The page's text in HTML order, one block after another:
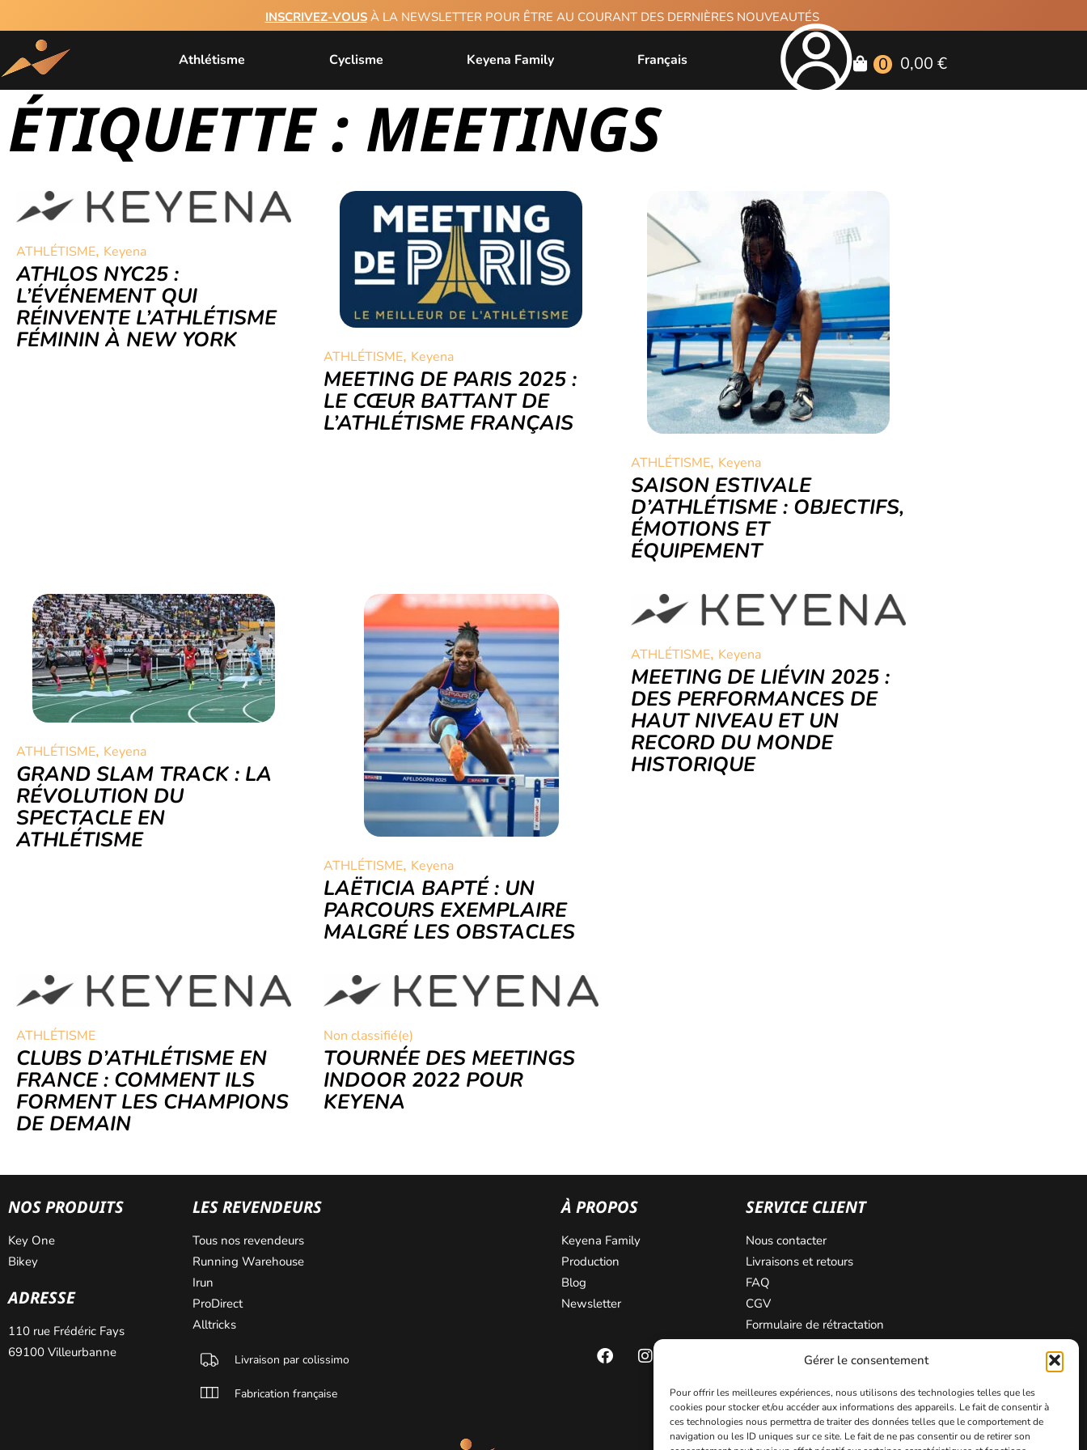
Gérer le consentement
Pour offrir les meilleures expériences, nous utilisons des technologies telles que les
cookies pour stocker et/ou accéder aux informations des appareils. Le fait de consentir à
ces technologies nous permettra de traiter des données telles que le comportement de
navigation ou les ID uniques sur ce site. Le fait de ne pas consentir ou de retirer son
INSCRIVEZ-VOUSÀ LA NEWSLETTER POUR ÊTRE AU COURANT DES DERNIÈRES NOUVEAUTÉS
Athlétisme Cyclisme Keyena Family Français 0 0,00 €
ÉTIQUETTE : MEETINGS
ATHLÉTISME, Keyena
ATHLOS NYC25 :
L’ÉVÉNEMENT QUI
RÉINVENTE L’ATHLÉTISME
FÉMININ À NEW YORK
ATHLÉTISME, Keyena
MEETING DE PARIS 2025 :
LE CŒUR BATTANT DE
L’ATHLÉTISME FRANÇAIS
ATHLÉTISME, Keyena
SAISON ESTIVALE
D’ATHLÉTISME : OBJECTIFS,
ÉMOTIONS ET
ÉQUIPEMENT
ATHLÉTISME, Keyena
GRAND SLAM TRACK : LA
RÉVOLUTION DU
SPECTACLE EN
ATHLÉTISME
ATHLÉTISME, Keyena
LAËTICIA BAPTÉ : UN
PARCOURS EXEMPLAIRE
MALGRÉ LES OBSTACLES
ATHLÉTISME, Keyena
MEETING DE LIÉVIN 2025 :
DES PERFORMANCES DE
HAUT NIVEAU ET UN
RECORD DU MONDE
HISTORIQUE
ATHLÉTISME
CLUBS D’ATHLÉTISME EN
FRANCE : COMMENT ILS
FORMENT LES CHAMPIONS
DE DEMAIN
Non classifié(e)
TOURNÉE DES MEETINGS
INDOOR 2022 POUR
KEYENA
NOS PRODUITS
Key One
Bikey
ADRESSE
110 rue Frédéric Fays
69100 Villeurbanne
LES REVENDEURS
Tous nos revendeurs
Running Warehouse
Irun
ProDirect
Alltricks
Livraison par colissimo
Fabrication française
À PROPOS
Keyena Family
Production
Blog
Newsletter
SERVICE CLIENT
Nous contacter
Livraisons et retours
FAQ
CGV
Formulaire de rétractation